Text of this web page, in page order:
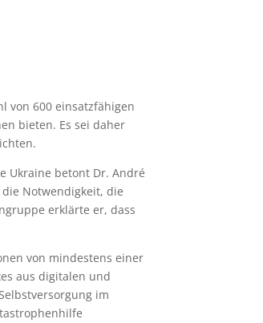
von 600 einsatzfähigen
bieten. Es sei daher
Ukraine betont Dr. André
Notwendigkeit, die
erklärte er, dass
von mindestens einer
aus digitalen und
im